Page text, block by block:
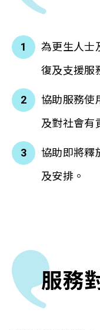
為更生人士
復及支援服
協助服務使
及對社會有
協助即將釋
及安排。
服務